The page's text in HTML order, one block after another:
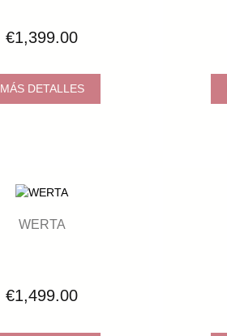
€1,399.00
MÁS DETALLES
WERTA
€1,499.00